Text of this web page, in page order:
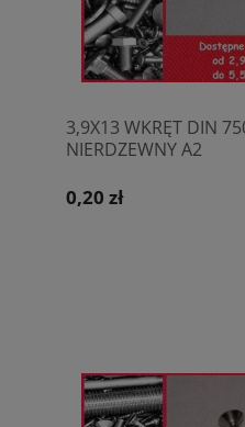
3,9X13 WKRĘT DIN
NIERDZEWNY A2
0,20 zł